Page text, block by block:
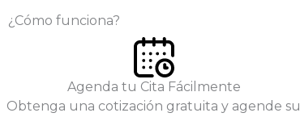
¿Cómo funciona?
Agenda tu Cita Fácilmente
Obtenga una cotización gratuita y agende su